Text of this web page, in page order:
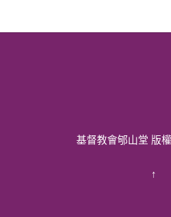
基督教會郇山堂 版
↑